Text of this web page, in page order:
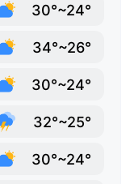
30°~24°
34°~26°
30°~24°
32°~25°
30°~24°